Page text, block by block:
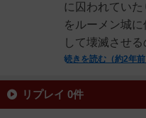
に囚われてい
をルーメン城
して壊滅させる
続きを読む（約2年前
リプレイ 0件